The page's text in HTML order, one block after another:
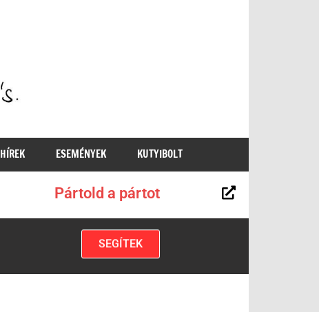
HÍREK ESEMÉNYEK KUTYIBOLT
Pártold a pártot
SEGÍTEK